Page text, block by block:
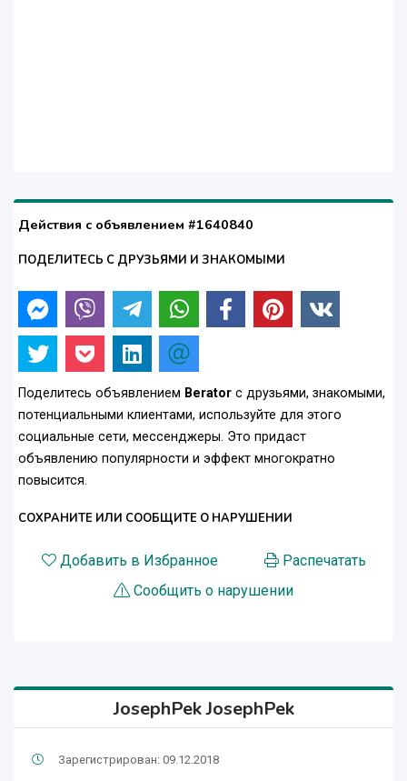
Действия с объявлением #1640840
ПОДЕЛИТЕСЬ С ДРУЗЬЯМИ И ЗНАКОМЫМИ
Поделитесь объявлением Berator с друзьями, знакомыми,
потенциальными клиентами, используйте для этого
социальные сети, мессенджеры. Это придаст
объявлению популярности и эффект многократно
повысится.
СОХРАНИТЕ ИЛИ СООБЩИТЕ О НАРУШЕНИИ
Добавить в Избранное
Распечатать
Сообщить о нарушении
JosephPek JosephPek
Зарегистрирован: 09.12.2018